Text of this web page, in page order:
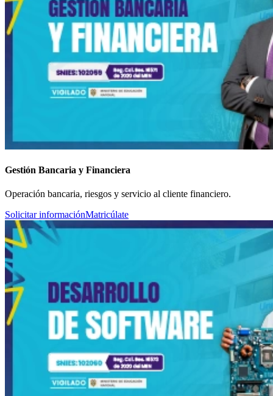
Gestión Bancaria y Financiera
Operación bancaria, riesgos y servicio al cliente financiero.
Solicitar informaciónMatricúlate